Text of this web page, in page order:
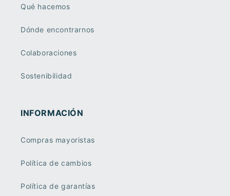
Qué hacemos
Dónde encontrarnos
Colaboraciones
Sostenibilidad
INFORMACIÓN
Compras mayoristas
Política de cambios
Política de garantías